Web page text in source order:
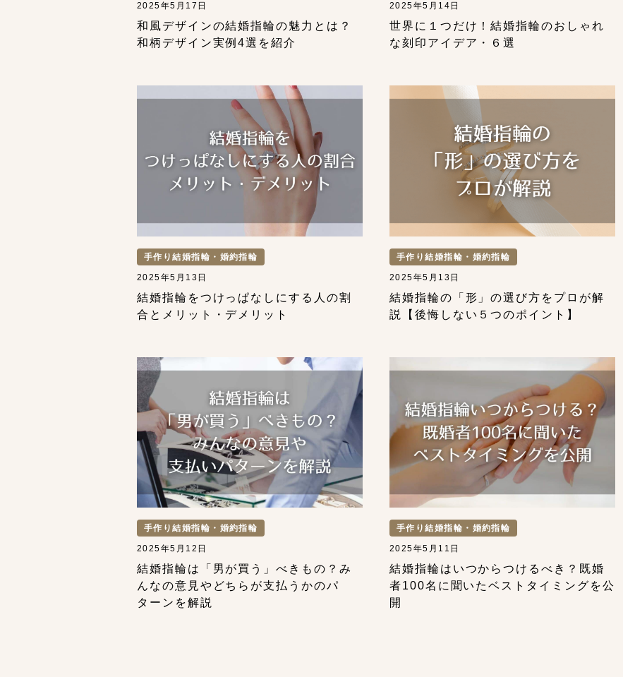
2025年5月17日
和風デザインの結婚指輪の魅力とは？
和柄デザイン実例4選を紹介
2025年5月14日
世界に１つだけ！結婚指輪のおしゃれ
な刻印アイデア・６選
手作り結婚指輪・婚約指輪
2025年5月13日
結婚指輪をつけっぱなしにする人の割
合とメリット・デメリット
手作り結婚指輪・婚約指輪
2025年5月13日
結婚指輪の「形」の選び方をプロが解
説【後悔しない５つのポイント】
手作り結婚指輪・婚約指輪
2025年5月12日
結婚指輪は「男が買う」べきもの？み
んなの意見やどちらが支払うかのパ
ターンを解説
手作り結婚指輪・婚約指輪
2025年5月11日
結婚指輪はいつからつけるべき？既婚
者100名に聞いたベストタイミングを公
開